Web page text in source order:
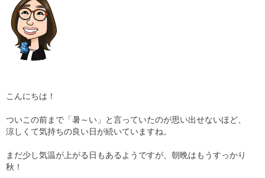
コラム
ブログ
こんにちは！
ついこの前まで「暑～い」と言っていたのが思い出せないほど、
涼しくて気持ちの良い日が続いていますね。
まだ少し気温が上がる日もあるようですが、朝晩はもうすっかり
秋！